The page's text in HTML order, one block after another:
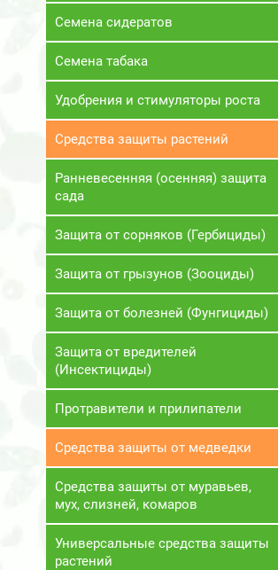
Семена сидератов
Семена табака
Удобрения и стимуляторы роста
Средства защиты растений
Ранневесенняя (осенняя) защита
сада
Защита от сорняков (Гербициды)
Защита от грызунов (Зооциды)
Защита от болезней (Фунгициды)
Защита от вредителей
(Инсектициды)
Протравители и прилипатели
Средства защиты от медведки
Средства защиты от муравьев,
мух, слизней, комаров
Универсальные средства защиты
растений